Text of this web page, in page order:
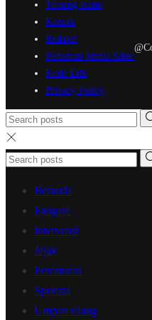
Tentang Kami
Kontak
Redaksi
Pedoman Media Siber
Kode Etik
Privacy Policy
Beranda
Fangare
Intervensi
Jejak
Percaturan
Sportsta
Umpan silang